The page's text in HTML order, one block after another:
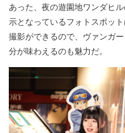
あった、夜の遊園地ワンダヒ
示となっているフォトスポッ
撮影ができるので、ヴァンガ
分が味わえるのも魅力だ。